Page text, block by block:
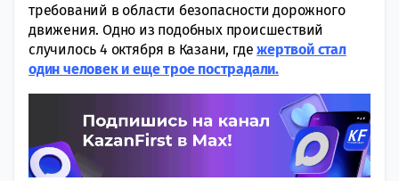
требований в области безопасности дорожного
движения. Одно из подобных происшествий
случилось 4 октября в Казани, где жертвой стал
один человек и еще трое пострадали.